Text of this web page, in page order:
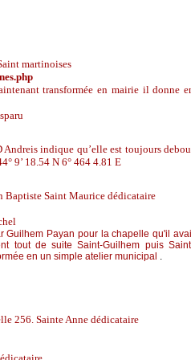
martinoises
transformée en mairie il donne
Andreis indique qu’elle est toujours
9’ 18.54 N 6° 464 4.81 E
Baptiste Saint Maurice dédicataire
Guilhem Payan pour la chapelle qu'il
tout de suite Saint-Guilhem puis
en un simple atelier municipal .
256. Sainte Anne dédicataire